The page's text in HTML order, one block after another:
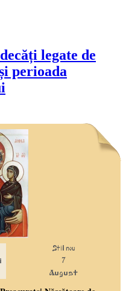
legate de
perioada